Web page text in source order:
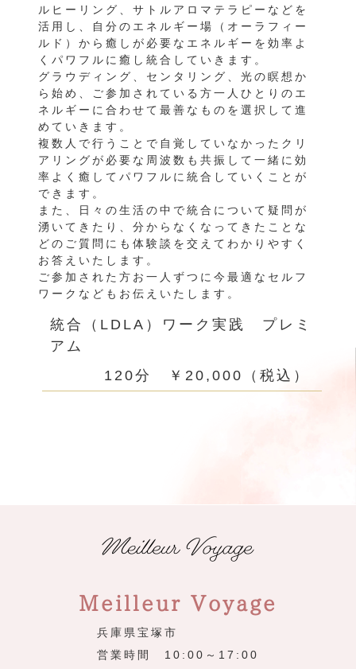
ルヒーリング、サトルアロマテラピーなどを
活用し、自分のエネルギー場（オーラフィー
ルド）から癒しが必要なエネルギーを効率よ
くパワフルに癒し統合していきます。
グラウディング、センタリング、光の瞑想か
ら始め、ご参加されている方一人ひとりのエ
ネルギーに合わせて最善なものを選択して進
めていきます。
複数人で行うことで自覚していなかったクリ
アリングが必要な周波数も共振して一緒に効
率よく癒してパワフルに統合していくことが
できます。
また、日々の生活の中で統合について疑問が
湧いてきたり、分からなくなってきたことな
どのご質問にも体験談を交えてわかりやすく
お答えいたします。
ご参加された方お一人ずつに今最適なセルフ
ワークなどもお伝えいたします。
統合（LDLA）ワーク実践 プレミ
アム
120分 ￥20,000（税込）
Meilleur Voyage
兵庫県宝塚市
営業時間 10:00～17:00